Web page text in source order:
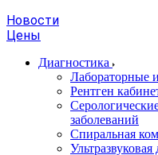
Новости
Цены
Диагностика
Лабораторные
Рентген
заболеваний
Спиральная
Ультразвуковая